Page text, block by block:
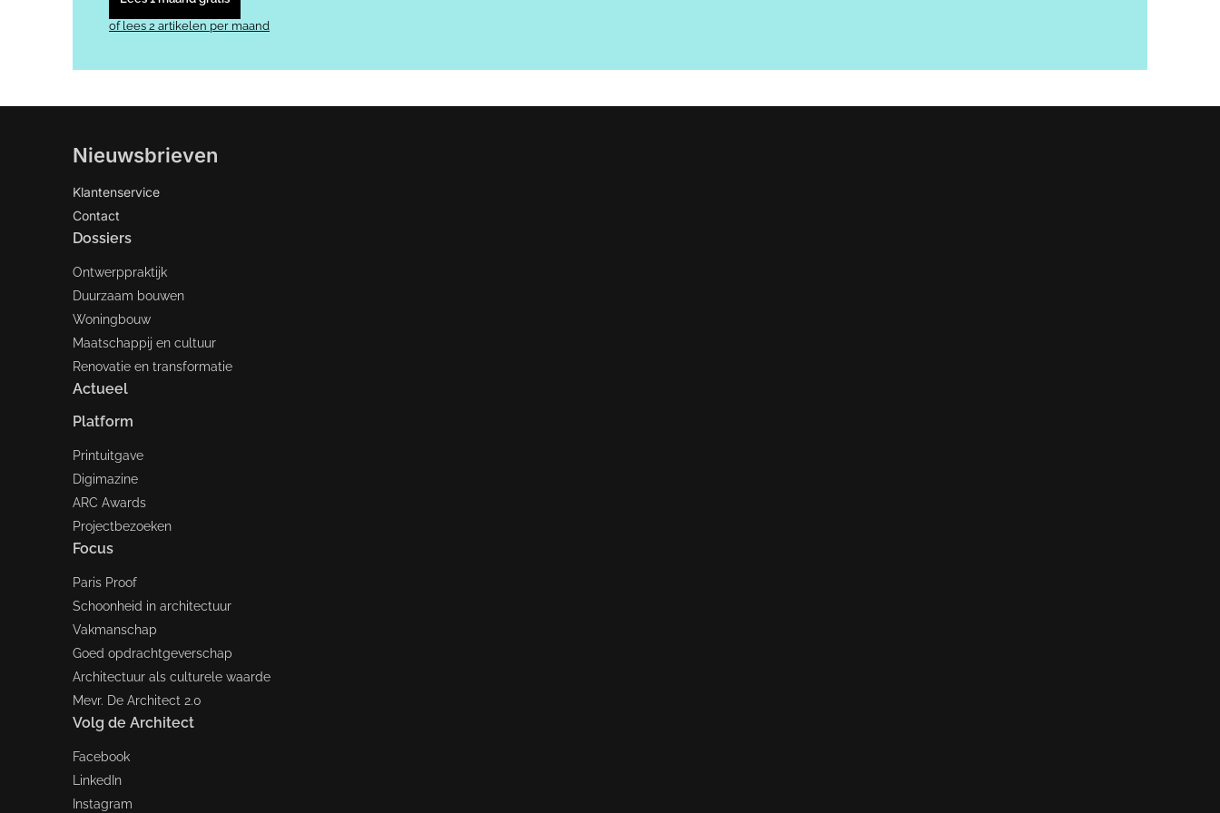
of lees 2 artikelen per maand
Nieuwsbrieven
Klantenservice
Contact
Dossiers
Ontwerppraktijk
Duurzaam bouwen
Woningbouw
Maatschappij en cultuur
Renovatie en transformatie
Actueel
Platform
Printuitgave
Digimazine
ARC Awards
Projectbezoeken
Focus
Paris Proof
Schoonheid in architectuur
Vakmanschap
Goed opdrachtgeverschap
Architectuur als culturele waarde
Mevr. De Architect 2.0
Volg de Architect
Facebook
LinkedIn
Instagram